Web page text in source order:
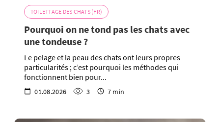
TOILETTAGE DES CHATS (FR)
Pourquoi on ne tond pas les chats avec
une tondeuse ?
Le pelage et la peau des chats ont leurs propres
particularités ; c’est pourquoi les méthodes qui
fonctionnent bien pour...
01.08.2026 3 7 min